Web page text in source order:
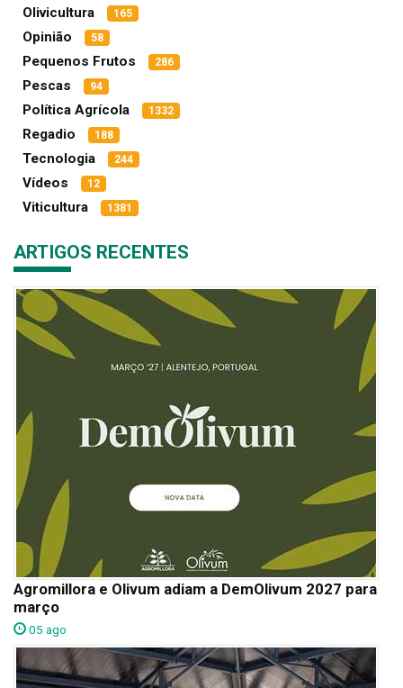
Olivicultura 165
Opinião 58
Pequenos Frutos 286
Pescas 94
Política Agrícola 1332
Regadio 188
Tecnologia 244
Vídeos 12
Viticultura 1381
ARTIGOS RECENTES
Agromillora e Olivum adiam a DemOlivum 2027 para
março
05 ago